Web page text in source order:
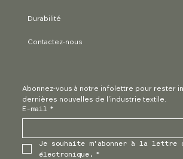
Durabilité
Contactez-nous
Abonnez-vous à notre infolettre pour rester
dernières nouvelles de l'industrie textile.
E-mail *
Je souhaite m'abonner à la lettre
électronique. *